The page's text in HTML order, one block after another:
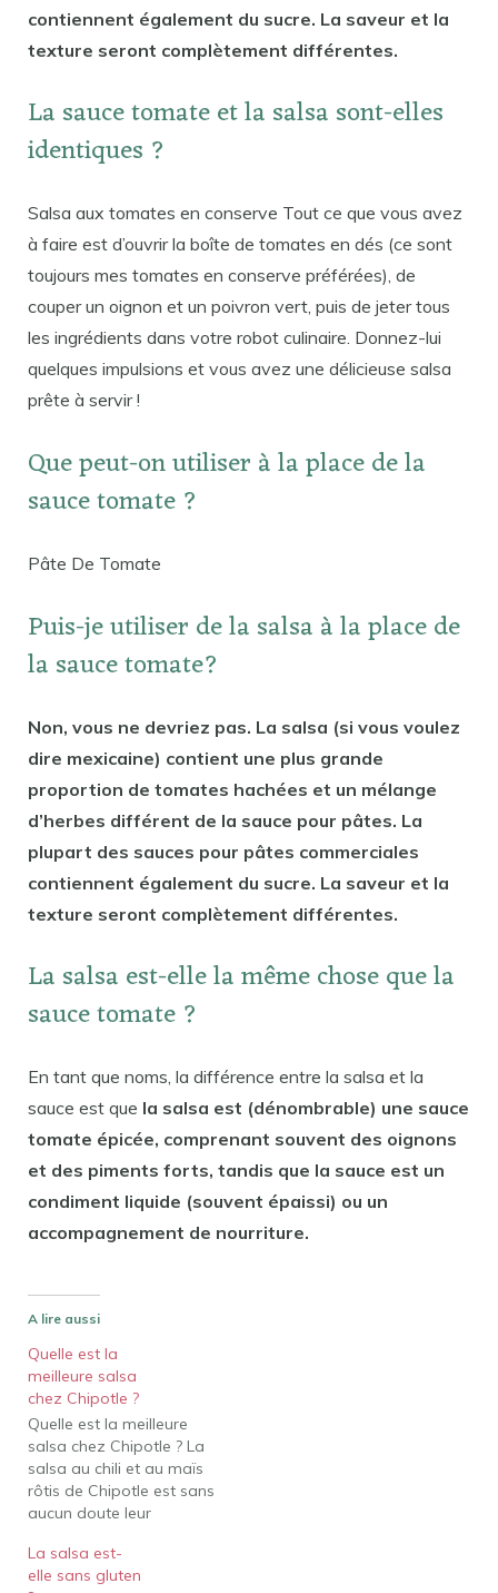
contiennent également du sucre. La saveur et la
texture seront complètement différentes.
La sauce tomate et la salsa sont-elles
identiques ?
Salsa aux tomates en conserve Tout ce que vous avez
à faire est d’ouvrir la boîte de tomates en dés (ce sont
toujours mes tomates en conserve préférées), de
couper un oignon et un poivron vert, puis de jeter tous
les ingrédients dans votre robot culinaire. Donnez-lui
quelques impulsions et vous avez une délicieuse salsa
prête à servir !
Que peut-on utiliser à la place de la
sauce tomate ?
Pâte De Tomate
Puis-je utiliser de la salsa à la place de
la sauce tomate?
Non, vous ne devriez pas. La salsa (si vous voulez
dire mexicaine) contient une plus grande
proportion de tomates hachées et un mélange
d’herbes différent de la sauce pour pâtes. La
plupart des sauces pour pâtes commerciales
contiennent également du sucre. La saveur et la
texture seront complètement différentes.
La salsa est-elle la même chose que la
sauce tomate ?
En tant que noms, la différence entre la salsa et la
sauce est que la salsa est (dénombrable) une sauce
tomate épicée, comprenant souvent des oignons
et des piments forts, tandis que la sauce est un
condiment liquide (souvent épaissi) ou un
accompagnement de nourriture.
A lire aussi
Quelle est la
meilleure salsa
chez Chipotle ?
Quelle est la meilleure
salsa chez Chipotle ? La
salsa au chili et au maïs
rôtis de Chipotle est sans
aucun doute leur
de maïs ajoutent de la
douceur et de la
La salsa est-
elle sans gluten